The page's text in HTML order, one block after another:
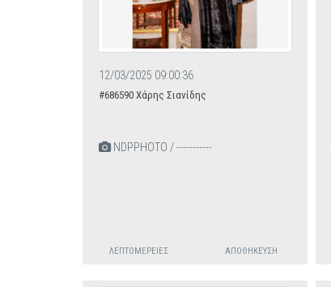
12/03/2025 09:00:36
#686590 Χάρης Σιανίδης
NDPPHOTO / -----------
ΛΕΠΤΟΜΈΡΕΙΕΣ ΑΠΟΘΉΚΕΥΣΗ